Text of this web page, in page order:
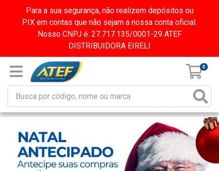
Para a sua segurança, não realizem depósitos ou
PIX em contas que não sejam a nossa conta oficial.
Nosso CNPJ é: 27.717.135/0001-29 ATEF
DISTRIBUIDORA EIRELI
0